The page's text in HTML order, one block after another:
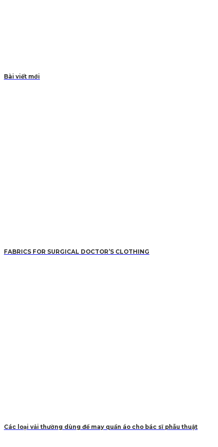
Bài viết mới
FABRICS FOR SURGICAL DOCTOR’S CLOTHING
Các loại vải thường dùng để may quần áo cho bác sĩ phẫu thuật